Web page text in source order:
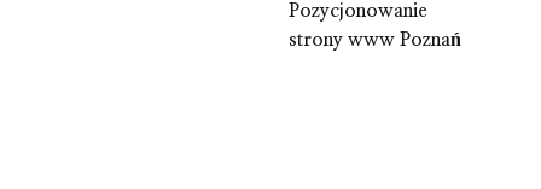
Pozycjonowanie
strony www Poznań